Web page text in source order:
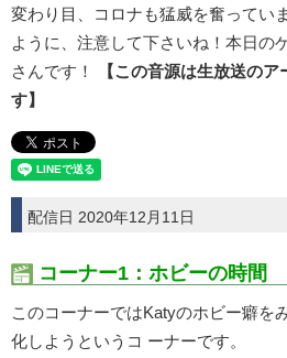
変わり目、コロナも猛威を奮ってい
ように、注意して下さいね！本日の
さんです！
【この音源は生放送の
す】
配信日 2020年12月11日
コーナー1：ホビーの時間
このコーナーではKatyのホビー癖を
化しようというコ ーナーです。